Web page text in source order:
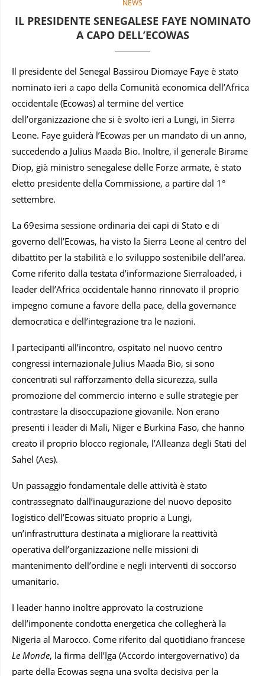
NEWS
IL PRESIDENTE SENEGALESE FAYE NOMINATO
A CAPO DELL’ECOWAS
Il presidente del Senegal Bassirou Diomaye Faye è stato
nominato ieri a capo della Comunità economica dell’Africa
occidentale (Ecowas) al termine del vertice
dell’organizzazione che si è svolto ieri a Lungi, in Sierra
Leone. Faye guiderà l’Ecowas per un mandato di un anno,
succedendo a Julius Maada Bio. Inoltre, il generale Birame
Diop, già ministro senegalese delle Forze armate, è stato
eletto presidente della Commissione, a partire dal 1°
settembre.
La 69esima sessione ordinaria dei capi di Stato e di
governo dell’Ecowas, ha visto la Sierra Leone al centro del
dibattito per la stabilità e lo sviluppo sostenibile dell’area.
Come riferito dalla testata d’informazione Sierraloaded, i
leader dell’Africa occidentale hanno rinnovato il proprio
impegno comune a favore della pace, della governance
democratica e dell’integrazione tra le nazioni.
I partecipanti all’incontro, ospitato nel nuovo centro
congressi internazionale Julius Maada Bio, si sono
concentrati sul rafforzamento della sicurezza, sulla
promozione del commercio interno e sulle strategie per
contrastare la disoccupazione giovanile. Non erano
presenti i leader di Mali, Niger e Burkina Faso, che hanno
creato il proprio blocco regionale, l’Alleanza degli Stati del
Sahel (Aes).
Un passaggio fondamentale delle attività è stato
contrassegnato dall’inaugurazione del nuovo deposito
logistico dell’Ecowas situato proprio a Lungi,
un’infrastruttura destinata a migliorare la reattività
operativa dell’organizzazione nelle missioni di
mantenimento dell’ordine e negli interventi di soccorso
umanitario.
I leader hanno inoltre approvato la costruzione
dell’imponente condotta energetica che collegherà la
Nigeria al Marocco. Come riferito dal quotidiano francese
Le Monde, la firma dell’Iga (Accordo intergovernativo) da
parte della Ecowas segna una svolta decisiva per la